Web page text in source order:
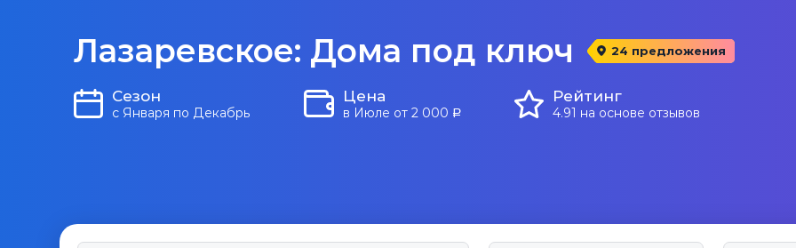
Лазаревское: Дома под ключ 24 предложения
Сезон
с Января по Декабрь
Цена
в Июле от 2 000 a
Рейтинг
4.91 на основе отзывов